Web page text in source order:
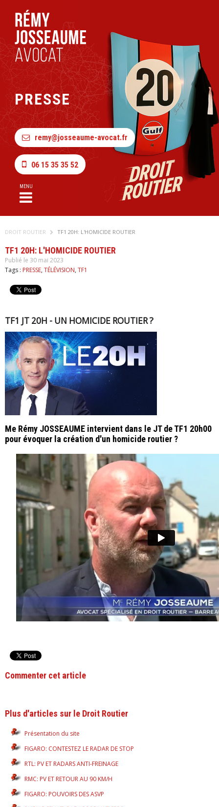
PRESSE
remy@josseaume-avocat.fr
06 15 35 35 52
MENU
DROIT ROUTIER TF1 20H: L'HOMICIDE ROUTIER
TF1 20H: L'HOMICIDE ROUTIER
Publié le 30 mai 2023
Tags : PRESSE, TÉLÉVISION, TF1
TF1 JT 20H - UN HOMICIDE ROUTIER ?
Me Rémy JOSSEAUME intervient dans le JT de TF1 20h00
pour évoquer la création d'un homicide routier ?
Commenter cet article
Plus d'articles sur le Droit Routier
Présentation du site
FIGARO: CONTESTEZ LE RADAR DE STOP
RTL: PV ET RADARS ANTI-FREINAGE
RMC: PV ET RETOUR AU 90 KM/H
FIGARO: POUVOIRS DES ASVP